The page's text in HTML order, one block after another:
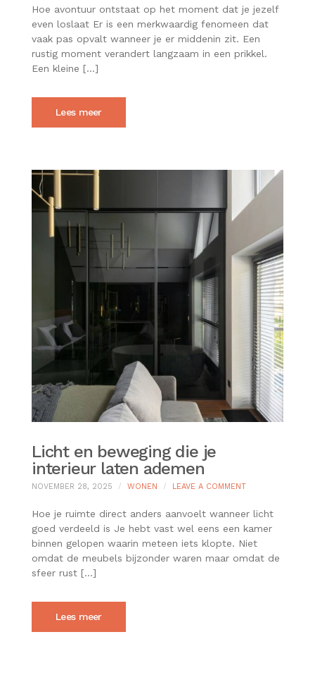
NIEUWE
ERVARINGEN
JE
LEVEN
ONVERWACHT
Hoe avontuur ontstaat op het moment dat je jezelf
even loslaat Er is een merkwaardig fenomeen dat
vaak pas opvalt wanneer je er middenin zit. Een
rustig moment verandert langzaam in een prikkel.
Een kleine […]
Lees meer
Licht en beweging die je
interieur laten ademen
NOVEMBER 28, 2025 WONEN LEAVE A COMMENTON
EN
DIE
JE
INTERIEUR
Hoe je ruimte direct anders aanvoelt wanneer licht
goed verdeeld is Je hebt vast wel eens een kamer
binnen gelopen waarin meteen iets klopte. Niet
omdat de meubels bijzonder waren maar omdat de
sfeer rust […]
Lees meer